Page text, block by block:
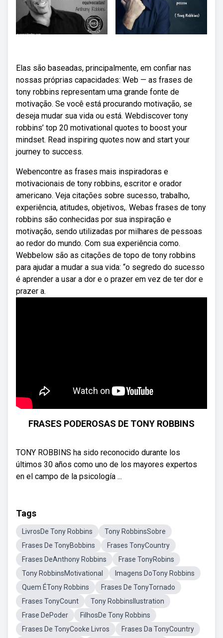
Elas são baseadas, principalmente, em confiar nas
nossas próprias capacidades: Web — as frases de
tony robbins representam uma grande fonte de
motivação. Se você está procurando motivação, se
deseja mudar sua vida ou está. Webdiscover tony
robbins’ top 20 motivational quotes to boost your
mindset. Read inspiring quotes now and start your
journey to success.
Webencontre as frases mais inspiradoras e
motivacionais de tony robbins, escritor e orador
americano. Veja citações sobre sucesso, trabalho,
experiência, atitudes, objetivos,. Webas frases de tony
robbins são conhecidas por sua inspiração e
motivação, sendo utilizadas por milhares de pessoas
ao redor do mundo. Com sua experiência como.
Webbelow são as citações de topo de tony robbins
para ajudar a mudar a sua vida: “o segredo do sucesso
é aprender a usar a dor e o prazer em vez de ter dor e
prazer a.
FRASES PODEROSAS DE TONY ROBBINS
TONY ROBBINS ha sido reconocido durante los
últimos 30 años como uno de los mayores expertos
en el campo de la psicología ...
Tags
LivrosDe Tony Robbins
Tony RobbinsSobre
Frases De TonyBobbins
Frases TonyCountry
Frases DeAnthony Robbins
Frase TonyRobins
Tony RobbinsMotivational
Imagens DoTony Robbins
Quem ÉTony Robbins
Frases De TonyTornado
Frases TonyCount
Tony RobbinsIlustration
Frase DePoder
FilhosDe Tony Robbins
Frases De TonyCooke Livros
Frases Da TonyCountry